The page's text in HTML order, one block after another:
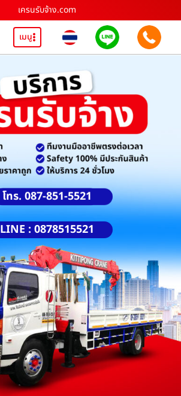
เครนรับจ้าง.com
เมนู
โทร. 087-851-5521
LINE : 0878515521